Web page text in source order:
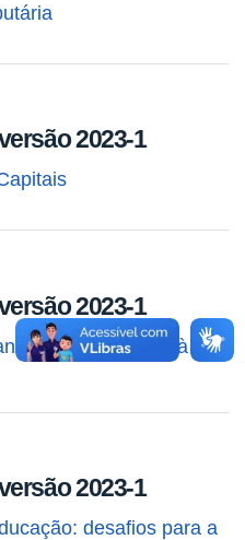
2023-1
2023-1
Aplicados à
2023-1
desafios para a